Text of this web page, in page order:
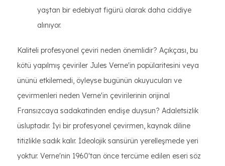
yaştan bir edebiyat figürü olarak daha ciddiye
alınıyor.
Kaliteli profesyonel çeviri neden önemlidir? Açıkçası, bu
kötü yapılmış çeviriler Jules Verne'in popülaritesini veya
ününü etkilemedi, öyleyse bugünün okuyucuları ve
çevirmenleri neden Verne'in çevirilerinin orijinal
Fransızcaya sadakatinden endişe duysun? Adaletsizlik
üsluptadır. İyi bir profesyonel çevirmen, kaynak diline
titizlikle sadık kalır. İdeolojik sansürün yerelleşmede yeri
yoktur. Verne'nin 1960'tan önce tercüme edilen eseri söz